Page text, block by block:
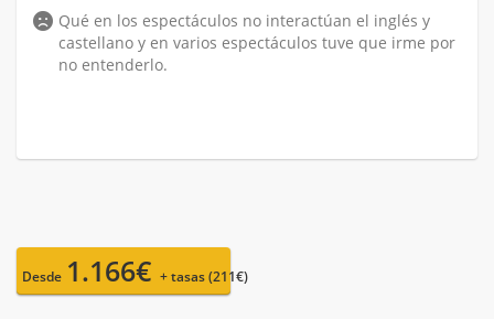
Qué en los espectáculos no interactúan el inglés y
castellano y en varios espectáculos tuve que irme por
no entenderlo.
Desde 1.166€ + tasas (211€)